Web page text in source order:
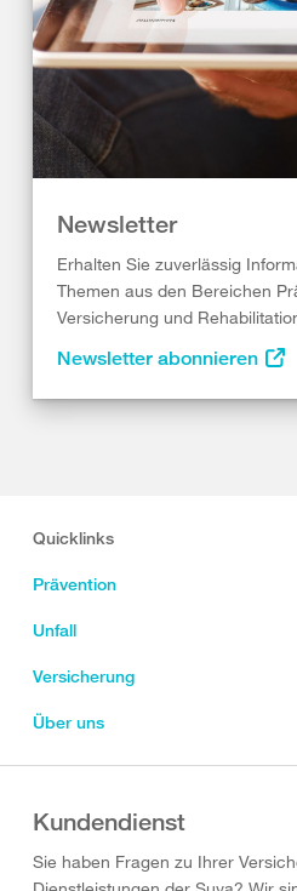
Newsletter
Erhalten Sie zuverlässig
Themen aus den Bereichen
Versicherung und
Newsletter abonnieren
Quicklinks
Prävention
Unfall
Versicherung
Über uns
Kundendienst
Sie haben Fragen zu Ihrer